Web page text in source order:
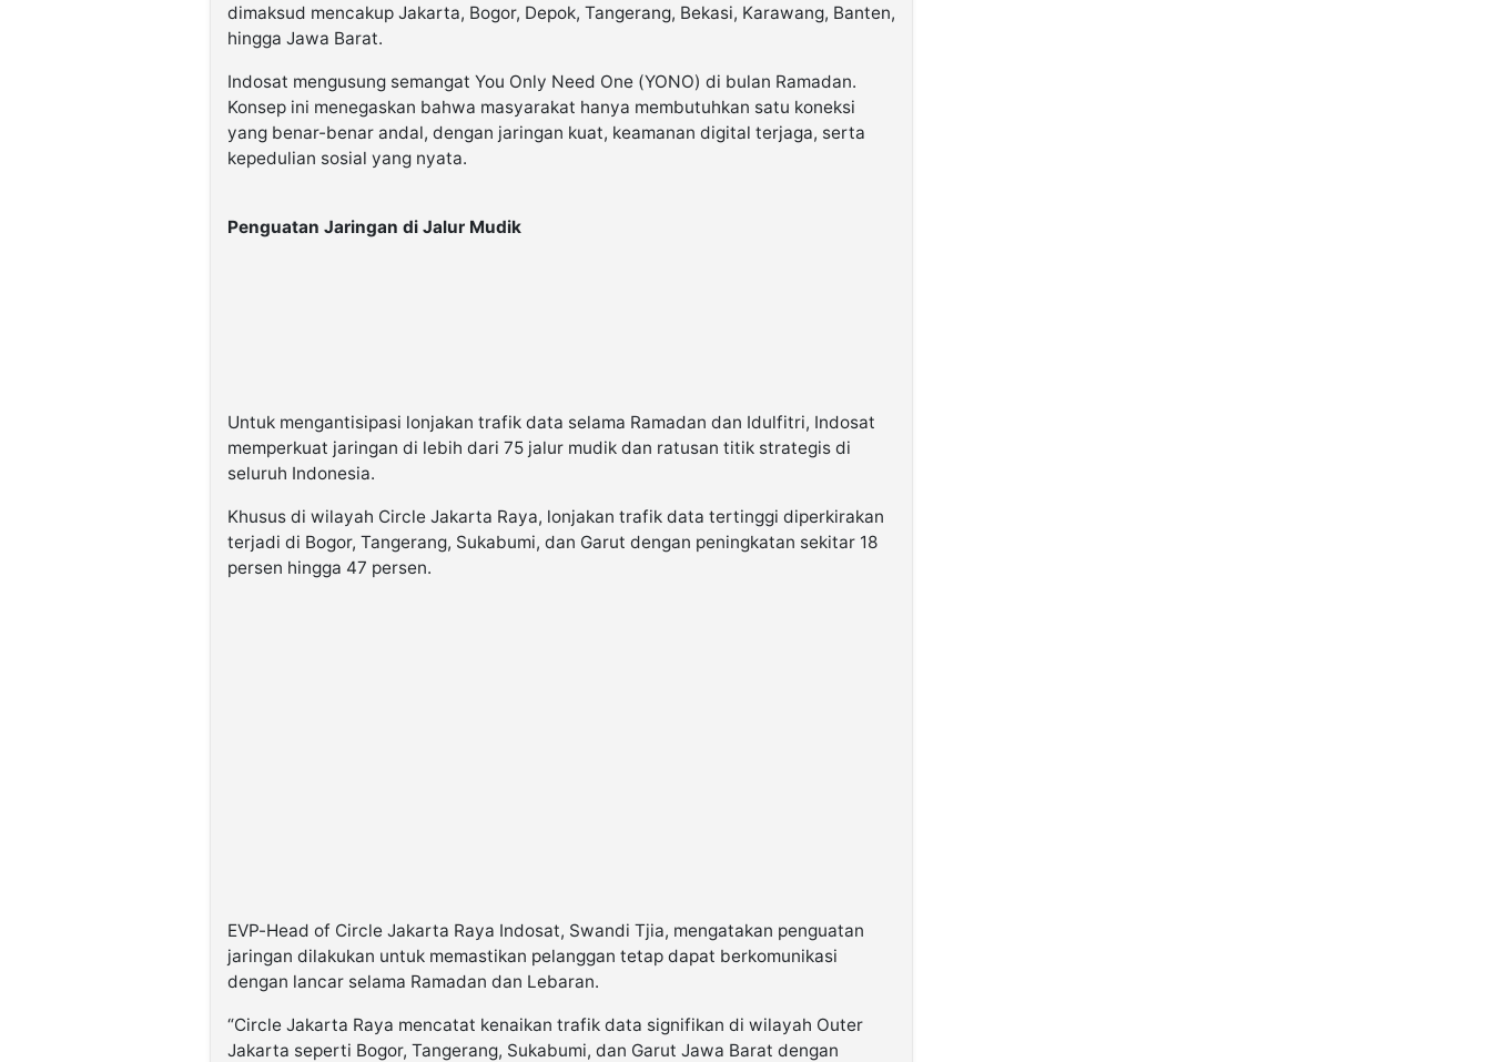
dimaksud mencakup Jakarta, Bogor, Depok, Tangerang, Bekasi, Karawang, Banten,
hingga Jawa Barat.
Indosat mengusung semangat You Only Need One (YONO) di bulan Ramadan.
Konsep ini menegaskan bahwa masyarakat hanya membutuhkan satu koneksi
yang benar-benar andal, dengan jaringan kuat, keamanan digital terjaga, serta
kepedulian sosial yang nyata.
Penguatan Jaringan di Jalur Mudik
Untuk mengantisipasi lonjakan trafik data selama Ramadan dan Idulfitri, Indosat
memperkuat jaringan di lebih dari 75 jalur mudik dan ratusan titik strategis di
seluruh Indonesia.
Khusus di wilayah Circle Jakarta Raya, lonjakan trafik data tertinggi diperkirakan
terjadi di Bogor, Tangerang, Sukabumi, dan Garut dengan peningkatan sekitar 18
persen hingga 47 persen.
EVP-Head of Circle Jakarta Raya Indosat, Swandi Tjia, mengatakan penguatan
jaringan dilakukan untuk memastikan pelanggan tetap dapat berkomunikasi
dengan lancar selama Ramadan dan Lebaran.
“Circle Jakarta Raya mencatat kenaikan trafik data signifikan di wilayah Outer
Jakarta seperti Bogor, Tangerang, Sukabumi, dan Garut Jawa Barat dengan